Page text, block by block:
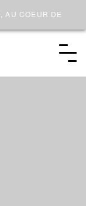
, AU COEUR DE